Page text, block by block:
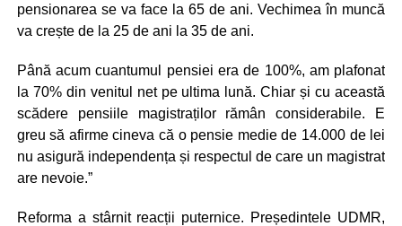
pensionarea se va face la 65 de ani. Vechimea în muncă
va crește de la 25 de ani la 35 de ani.
Până acum cuantumul pensiei era de 100%, am plafonat
la 70% din venitul net pe ultima lună. Chiar și cu această
scădere pensiile magistraților rămân considerabile. E
greu să afirme cineva că o pensie medie de 14.000 de lei
nu asigură independența și respectul de care un magistrat
are nevoie.”
Reforma a stârnit reacții puternice. Președintele UDMR,